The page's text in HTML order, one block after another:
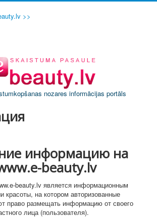
>>
nozares informācijas portāls
информацию на
beauty.lv
beauty.lv является информационным
красоты, на котором авторизованные
право размещать информацию от своего
лица (пользователя).